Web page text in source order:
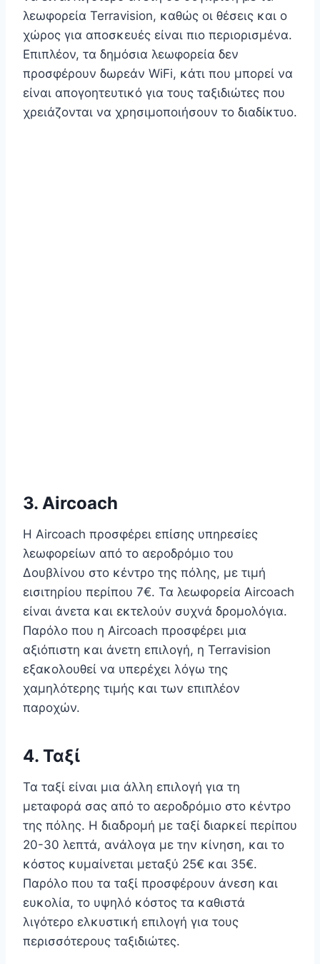
λεωφορεία Terravision, καθώς οι θέσεις και ο
χώρος για αποσκευές είναι πιο περιορισμένα.
Επιπλέον, τα δημόσια λεωφορεία δεν
προσφέρουν δωρεάν WiFi, κάτι που μπορεί να
είναι απογοητευτικό για τους ταξιδιώτες που
χρειάζονται να χρησιμοποιήσουν το διαδίκτυο.
3. Aircoach
Η Aircoach προσφέρει επίσης υπηρεσίες
λεωφορείων από το αεροδρόμιο του
Δουβλίνου στο κέντρο της πόλης, με τιμή
εισιτηρίου περίπου 7€. Τα λεωφορεία Aircoach
είναι άνετα και εκτελούν συχνά δρομολόγια.
Παρόλο που η Aircoach προσφέρει μια
αξιόπιστη και άνετη επιλογή, η Terravision
εξακολουθεί να υπερέχει λόγω της
χαμηλότερης τιμής και των επιπλέον
παροχών.
4. Ταξί
Τα ταξί είναι μια άλλη επιλογή για τη
μεταφορά σας από το αεροδρόμιο στο κέντρο
της πόλης. Η διαδρομή με ταξί διαρκεί περίπου
20-30 λεπτά, ανάλογα με την κίνηση, και το
κόστος κυμαίνεται μεταξύ 25€ και 35€.
Παρόλο που τα ταξί προσφέρουν άνεση και
ευκολία, το υψηλό κόστος τα καθιστά
λιγότερο ελκυστική επιλογή για τους
περισσότερους ταξιδιώτες.